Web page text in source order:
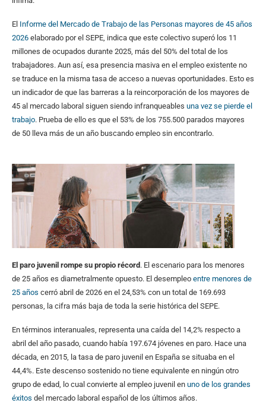
El Informe del Mercado de Trabajo de las Personas mayores de 45 años
2026 elaborado por el SEPE, indica que este colectivo superó los 11
millones de ocupados durante 2025, más del 50% del total de los
trabajadores. Aun así, esa presencia masiva en el empleo existente no
se traduce en la misma tasa de acceso a nuevas oportunidades. Esto es
un indicador de que las barreras a la reincorporación de los mayores de
45 al mercado laboral siguen siendo infranqueables una vez se pierde el
trabajo. Prueba de ello es que el 53% de los 755.500 parados mayores
de 50 lleva más de un año buscando empleo sin encontrarlo.
El paro juvenil rompe su propio récord . El escenario para los menores
de 25 años es diametralmente opuesto. El desempleo entre menores de
25 años cerró abril de 2026 en el 24,53% con un total de 169.693
personas, la cifra más baja de toda la serie histórica del SEPE.
En términos interanuales, representa una caída del 14,2% respecto a
abril del año pasado, cuando había 197.674 jóvenes en paro. Hace una
década, en 2015, la tasa de paro juvenil en España se situaba en el
44,4%. Este descenso sostenido no tiene equivalente en ningún otro
grupo de edad, lo cual convierte al empleo juvenil en uno de los grandes
éxitos del mercado laboral español de los últimos años.